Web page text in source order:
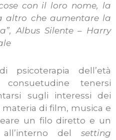
con il loro nome, la
altro che aumentare la
Albus Silente – Harry
dell’età
tenersi
sugli interessi dei
di film, musica e
un filo diretto e un
all’interno del setting